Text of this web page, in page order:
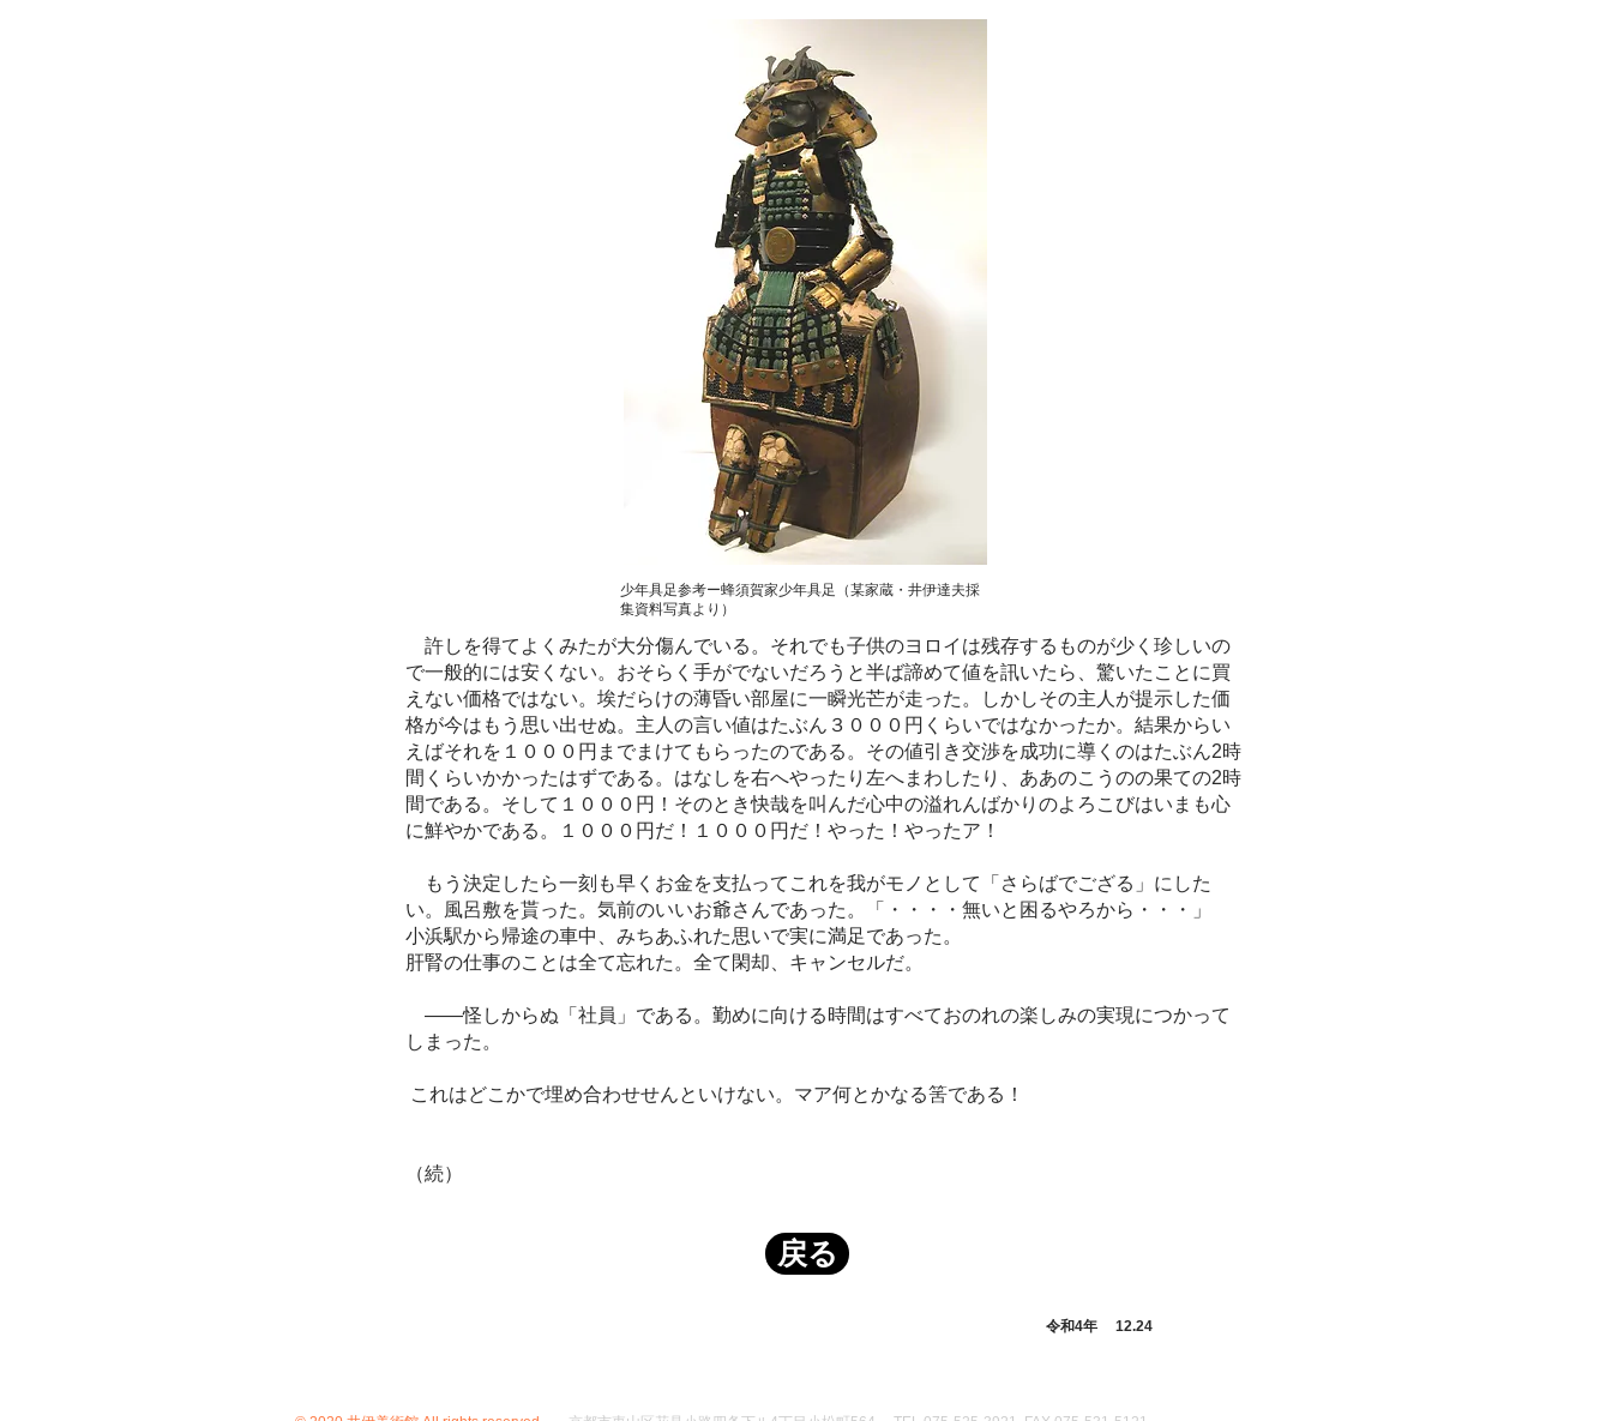
少年具足参考ー蜂須賀家少年具足（某家蔵・井伊達夫採
集資料写真より）
許しを得てよくみたが大分傷んでいる。それでも子供のヨロイは残存するものが少く珍しいの
で一般的には安くない。おそらく手がでないだろうと半ば諦めて値を訊いたら、驚いたことに買
えない価格ではない。埃だらけの薄昏い部屋に一瞬光芒が走った。しかしその主人が提示した価
格が今はもう思い出せぬ。主人の言い値はたぶん３０００円くらいではなかったか。結果からい
えばそれを１０００円までまけてもらったのである。その値引き交渉を成功に導くのはたぶん2時
間くらいかかったはずである。はなしを右へやったり左へまわしたり、ああのこうのの果ての2時
間である。そして１０００円！そのとき快哉を叫んだ心中の溢れんばかりのよろこびはいまも心
に鮮やかである。１０００円だ！１０００円だ！やった！やったア！
もう決定したら一刻も早くお金を支払ってこれを我がモノとして「さらばでござる」にした
い。風呂敷を貰った。気前のいいお爺さんであった。「・・・・無いと困るやろから・・・」
小浜駅から帰途の車中、みちあふれた思いで実に満足であった。
肝腎の仕事のことは全て忘れた。全て閑却、キャンセルだ。
——怪しからぬ「社員」である。勤めに向ける時間はすべておのれの楽しみの実現につかって
しまった。
これはどこかで埋め合わせせんといけない。マア何とかなる筈である！
​（続）
戻る
令和4年 12.24